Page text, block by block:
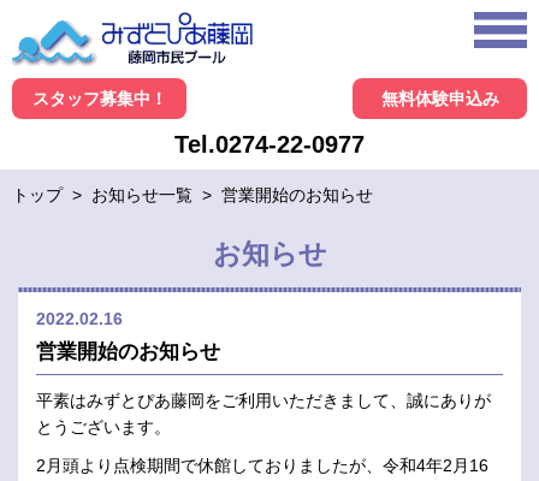
スタッフ募集中！ 無料体験申込み
Tel.0274-22-0977
トップ > お知らせ一覧 > 営業開始のお知らせ
お知らせ
2022.02.16
営業開始のお知らせ
平素はみずとぴあ藤岡をご利用いただきまして、誠にありが
とうございます。
2月頭より点検期間で休館しておりましたが、令和4年2月16